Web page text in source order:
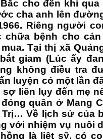
cho đến khi
cha anh lên
Riêng người
chữa bệnh cho
Tại thị xã
giam (Lúc ấy
không điều tra
luyện có một lần
sợ liên lụy đến mẹ
quân ở Mang
Về lịch sử của
với nhiệm vụ nuôi
là liệt sỹ, có